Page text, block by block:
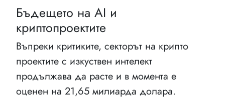
Бъдещето на AI и
криптопроектите
Въпреки критиките, секторът на крипто
проектите с изкуствен интелект
продължава да расте и в момента е
оценен на 21,65 милиарда долара.